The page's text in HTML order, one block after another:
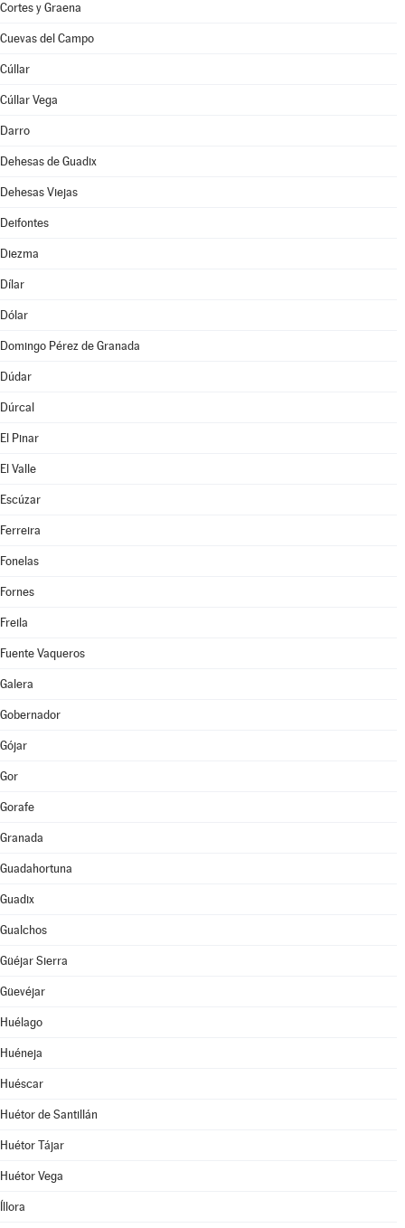
Cortes y Graena
Cuevas del Campo
Cúllar
Cúllar Vega
Darro
Dehesas de Guadix
Dehesas Viejas
Deifontes
Diezma
Dílar
Dólar
Domingo Pérez de Granada
Dúdar
Dúrcal
El Pinar
El Valle
Escúzar
Ferreira
Fonelas
Fornes
Freila
Fuente Vaqueros
Galera
Gobernador
Gójar
Gor
Gorafe
Granada
Guadahortuna
Guadix
Gualchos
Güéjar Sierra
Güevéjar
Huélago
Huéneja
Huéscar
Huétor de Santillán
Huétor Tájar
Huétor Vega
Íllora